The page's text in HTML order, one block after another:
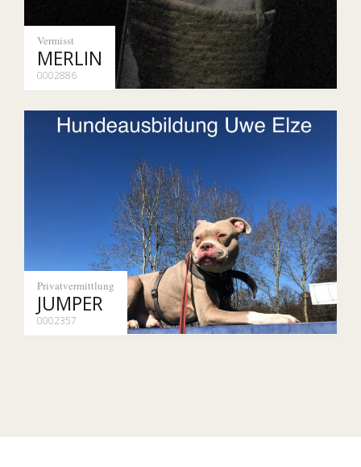
Vermisst
MERLIN
0002886
Privatvermittlung
JUMPER
0002357